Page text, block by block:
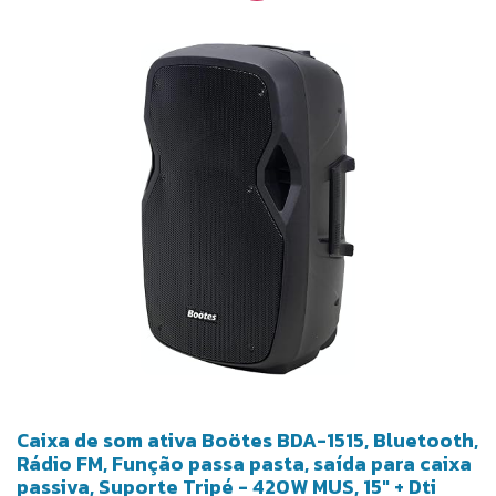
Caixa de som ativa Boötes BDA-1515, Bluetooth,
Rádio FM, Função passa pasta, saída para caixa
passiva, Suporte Tripé - 420W MUS, 15" + Dti